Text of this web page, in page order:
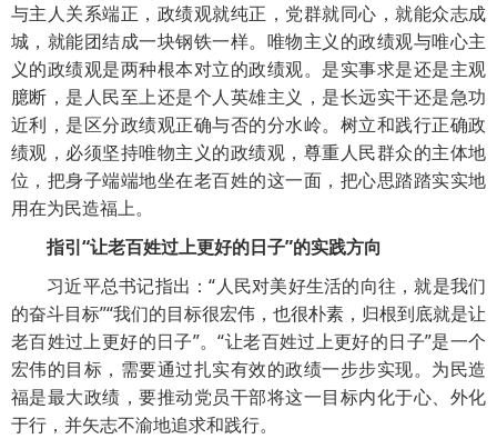
与主人关系端正，政绩观就纯正，党群就同心，就能众志成
城，就能团结成一块钢铁一样。唯物主义的政绩观与唯心主
义的政绩观是两种根本对立的政绩观。是实事求是还是主观
臆断，是人民至上还是个人英雄主义，是长远实干还是急功
近利，是区分政绩观正确与否的分水岭。树立和践行正确政
绩观，必须坚持唯物主义的政绩观，尊重人民群众的主体地
位，把身子端端地坐在老百姓的这一面，把心思踏踏实实地
用在为民造福上。
指引“让老百姓过上更好的日子”的实践方向
习近平总书记指出：“人民对美好生活的向往，就是我们
的奋斗目标”“我们的目标很宏伟，也很朴素，归根到底就是让
老百姓过上更好的日子”。“让老百姓过上更好的日子”是一个
宏伟的目标，需要通过扎实有效的政绩一步步实现。为民造
福是最大政绩，要推动党员干部将这一目标内化于心、外化
于行，并矢志不渝地追求和践行。